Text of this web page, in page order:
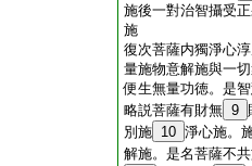
施後一對治智攝受
施
復次菩薩内獨淨心
量施物意解施與一
便生無量功徳。是
略説菩薩有財無 9
別施 10 淨心施。
解施。是名菩薩不